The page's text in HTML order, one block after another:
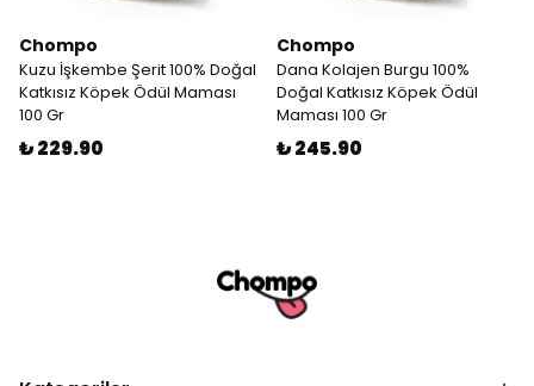
Chompo
Kuzu İşkembe Şerit 100% Doğal
Katkısız Köpek Ödül Maması
100 Gr
₺ 229.90
Chompo
Dana Kolajen Burgu 100%
Doğal Katkısız Köpek Ödül
Maması 100 Gr
₺ 245.90